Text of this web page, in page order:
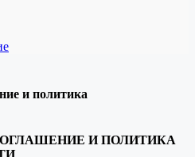
и политика
И ПОЛИТИКА